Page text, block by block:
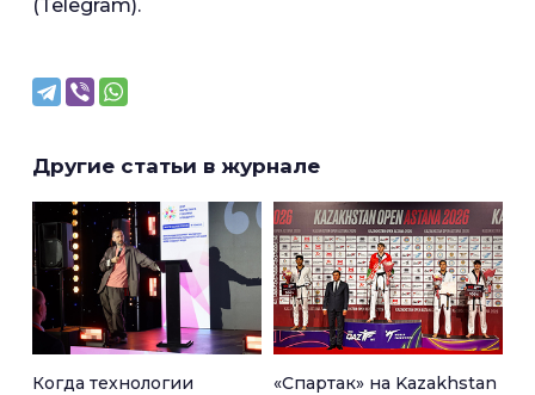
(Telegram).
Другие статьи в журнале
Когда технологии
«Спартак» на Kazakhstan